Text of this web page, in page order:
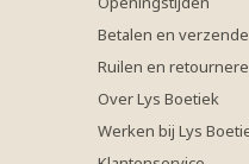
Betalen en
Ruilen en
Over Lys Boetiek
Werken bij Lys